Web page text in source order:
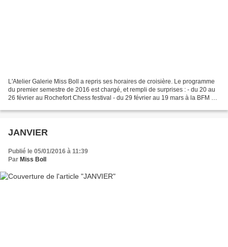
L'Atelier Galerie Miss Boll a repris ses horaires de croisière. Le programme
du premier semestre de 2016 est chargé, et rempli de surprises : - du 20 au
26 février au Rochefort Chess festival - du 29 février au 19 mars à la BFM de
JANVIER
Publié le 05/01/2016 à 11:39
Par Miss Boll